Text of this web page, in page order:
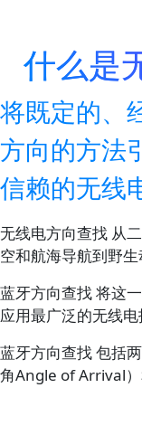
什么是
将既定的、
方向的方法
信赖的无线
无线电方向查找 从
空和航海导航到野生
蓝牙方向查找 将这
应用最广泛的无线电
蓝牙方向查找 包括
角Angle of Arrival